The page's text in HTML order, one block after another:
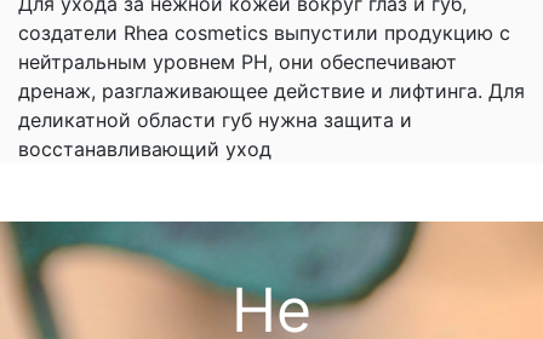
создатели Rhea cosmetics выпустили продукцию с
нейтральным уровнем PH, они обеспечивают
дренаж, разглаживающее действие и лифтинга. Для
деликатной области губ нужна защита и
восстанавливающий уход
Не